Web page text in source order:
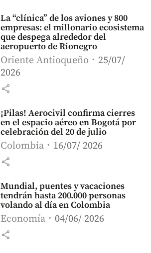
La “clínica” de los aviones y 800
empresas: el millonario ecosistema
que despega alrededor del
aeropuerto de Rionegro
Oriente Antioqueño
25/07/
2026
share
¡Pilas! Aerocivil confirma cierres
en el espacio aéreo en Bogotá por
celebración del 20 de julio
Colombia 16/07/ 2026
share
Mundial, puentes y vacaciones
tendrán hasta 200.000 personas
volando al día en Colombia
Economía 04/06/ 2026
share